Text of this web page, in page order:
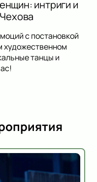
интриги и
с постановкой
художественном
танцы и